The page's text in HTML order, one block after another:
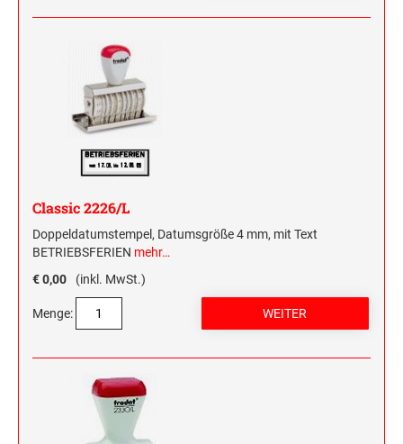
Classic 2226/L
Doppeldatumstempel, Datumsgröße 4 mm, mit Text
BETRIEBSFERIEN mehr…
€ 0,00
(inkl. MwSt.)
Menge: